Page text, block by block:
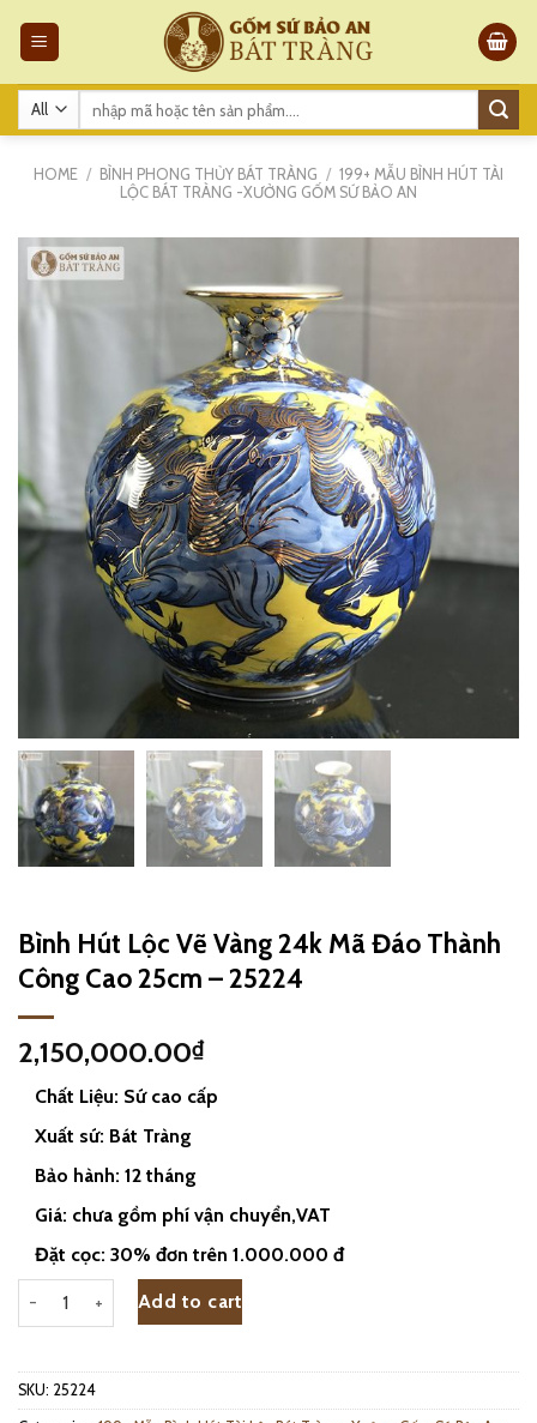
Search
HOME / BÌNH PHONG THỦY BÁT TRÀNG / 199+ MẪU BÌNH HÚT TÀI
LỘC BÁT TRÀNG -XƯỞNG GỐM SỨ BẢO AN
Bình Hút Lộc Vẽ Vàng 24k Mã Đáo Thành
Công Cao 25cm – 25224
2,150,000.00₫
Chất Liệu: Sứ cao cấp
Xuất sứ: Bát Tràng
Bảo hành: 12 tháng
Giá: chưa gồm phí vận chuyển,VAT
Đặt cọc: 30% đơn trên 1.000.000 đ
Bình Hút Lộc Vẽ Vàng 24k Mã Đáo Thành Công Cao 25cm - 25224
Add to cart
SKU: 25224